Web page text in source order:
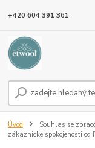
+420 604 391 361
Úvod
Souhlas se
zákaznické spokojenosti od